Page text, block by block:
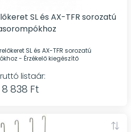
SL és AX-TFR sorozatú
SL és AX-TFR sorozatú
- Érzékelő kiegészítő
listaár:
8 838 Ft